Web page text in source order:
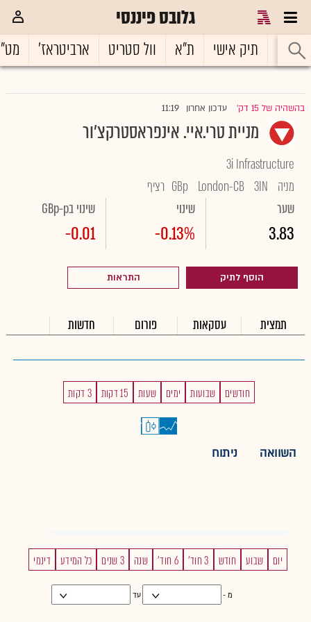
גלובס פיננסי
ראשי תיק אישי ת"א וול סטריט ארביטראז'
בהשהיה של 15 דק' עדכון אחרון 11:19
מניית טרי.איי. אינפראסטרקצ'ור
3i Infrastructure
מניה
3IN
London-CB
GBp רציף
שער
3.83
שינוי
-0.13%
שינוי בGBp-p
-0.01
הוסף לתיק התראות
תמצית עסקאות פורום חדשות
חודשים שבועות ימים שעות 15 דקות 3 דקות
השוואה ניתוח
יום שבוע חודש 3 חוד' 6 חוד' שנה 3 שנים כל המידע דינמי
מ - עד